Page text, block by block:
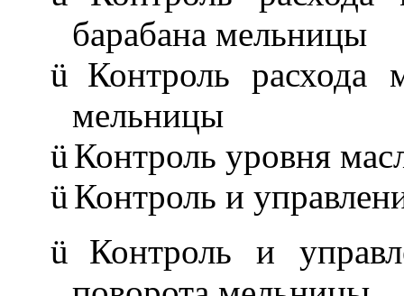
барабана мельницы
ü Контроль расхода
мельницы
ü Контроль уровня
ü Контроль и
ü
Контроль и